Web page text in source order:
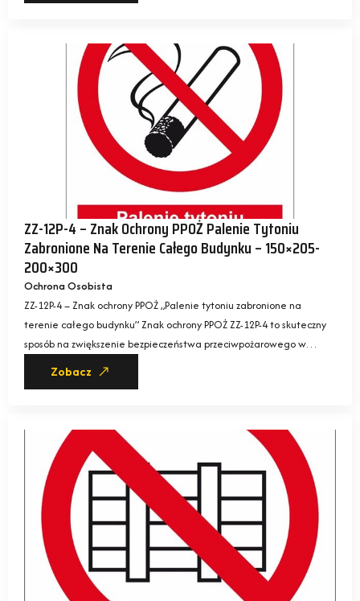
ZZ-12P-4 – Znak Ochrony PPOŻ Palenie Tytoniu
Zabronione Na Terenie Całego Budynku – 150×205-
200×300
Ochrona Osobista
ZZ-12P-4 – Znak ochrony PPOŻ „Palenie tytoniu zabronione na
terenie całego budynku” Znak ochrony PPOŻ ZZ-12P-4 to skuteczny
sposób na zwiększenie bezpieczeństwa przeciwpożarowego w…
Zobacz